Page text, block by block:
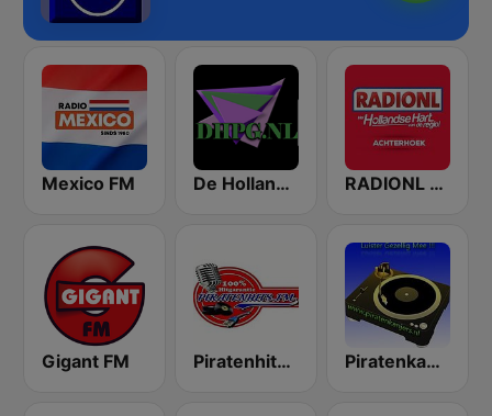
Mexico FM De Hollandse Piraten Gigant RADIONL Editie Achterhoek
Gigant FM Piratenhits FM Piratenkanjers